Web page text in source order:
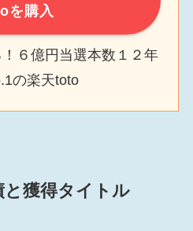
を購入
６億円当選本数１２年
の楽天toto
と獲得タイトル